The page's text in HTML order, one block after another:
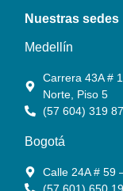
Nuestras sedes
Medellín
Carrera 43A #
Norte, Piso 5
(57 604) 319
Bogotá
Calle 24A # 59
(57 601) 650